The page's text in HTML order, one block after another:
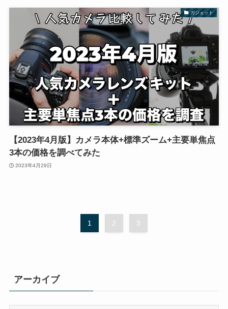
ガジェット
【2023年4月版】カメラ本体+標準ズーム+主要単焦点
3本の価格を調べてみた
2023年4月29日
1 2 3
アーカイブ